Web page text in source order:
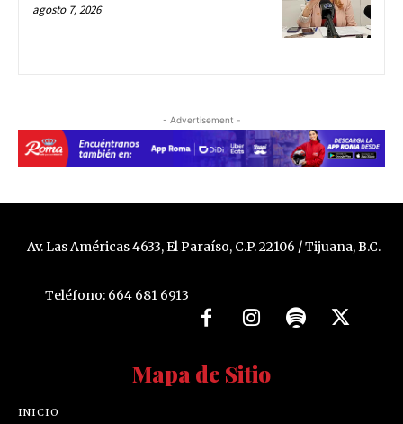
agosto 7, 2026
- Advertisement -
Av. Las Américas 4633, El Paraíso, C.P. 22106 / Tijuana, B.C.
Teléfono: 664 681 6913
Mapa de Sitio
INICIO